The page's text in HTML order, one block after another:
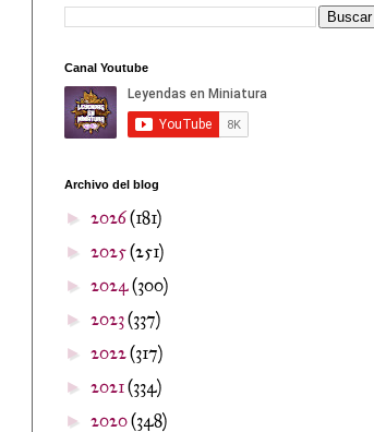
Canal Youtube
Archivo del blog
► 2026(181)
► 2025(251)
► 2024(300)
► 2023(337)
► 2022(317)
► 2021(334)
► 2020(348)